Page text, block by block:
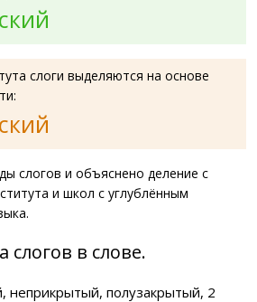
слоги выделяются на основе
слогов и объяснено деление с
и школ с углублённым
слогов в слове.
неприкрытый, полузакрытый, 2